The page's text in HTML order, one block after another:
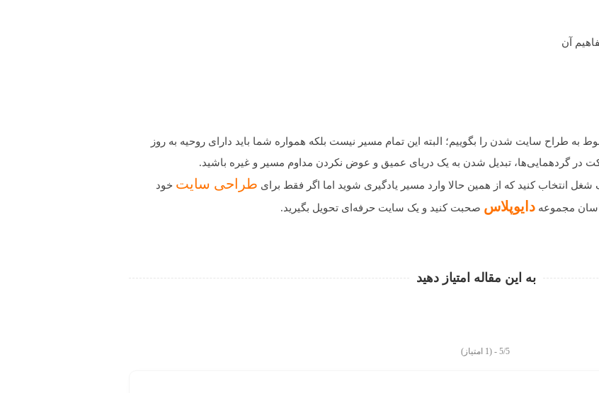
آن
طراح سایت شدن را بگوییم؛ البته این تمام مسیر نیست بلکه همواره شما باید دارای روحیه ‌به روز
در گردهمایی‌ها، تبدیل شدن به یک دریای عمیق و عوض نکردن مداوم مسیر و غیره باشید.
انتخاب کنید که از همین حالا وارد مسیر یادگیری شوید اما اگر فقط برای طراحی سایت خود
مجموعه دایوپلاس صحبت کنید و یک سایت حرفه‌ای تحویل بگیرید.
به این مقاله امتیاز دهید
5/5 - (1 امتیاز)